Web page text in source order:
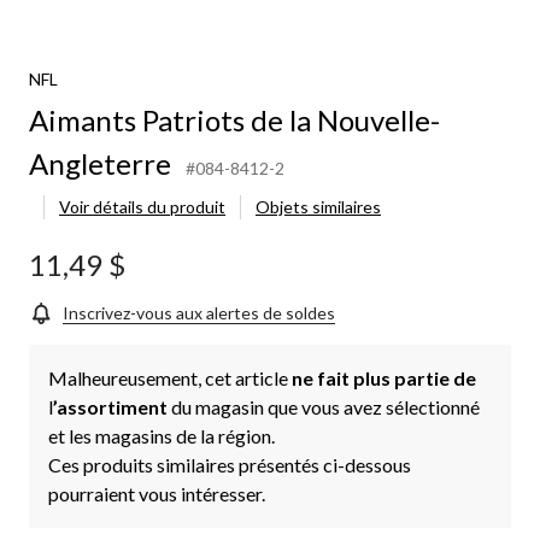
NFL
Aimants Patriots de la Nouvelle-
Angleterre
#084-8412-2
Voir détails du produit
Objets similaires
11,49 $
Inscrivez-vous aux alertes de soldes
Malheureusement, cet article ne fait plus partie de
l’assortiment du magasin que vous avez sélectionné
et les magasins de la région.
Ces produits similaires présentés ci-dessous
pourraient vous intéresser.